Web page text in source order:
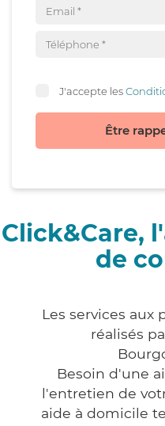
J'accepte les
Être
Click&Care,
de
Les services aux
réalisés
Besoin d'une
l'entretien de
aide à domicile